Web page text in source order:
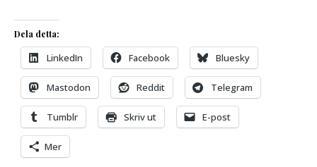
Dela detta:
LinkedIn Facebook Bluesky
Mastodon Reddit Telegram
Tumblr Skriv ut E-post
Mer